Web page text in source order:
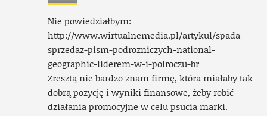
Nie powiedziałbym:
http://www.wirtualnemedia.pl/artykul/spada-
sprzedaz-pism-podrozniczych-national-
geographic-liderem-w-i-polroczu-br
Zresztą nie bardzo znam firmę, która miałaby tak
dobrą pozycję i wyniki finansowe, żeby robić
działania promocyjne w celu psucia marki.